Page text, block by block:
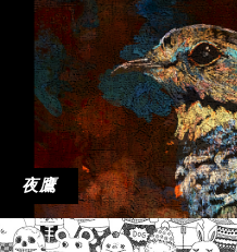
夜鷹